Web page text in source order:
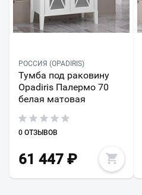
РОССИЯ (OPADIRIS)
Тумба под раковину
Opadiris Палермо 70
белая матовая
0 ОТЗЫВОВ
61 447 ₽